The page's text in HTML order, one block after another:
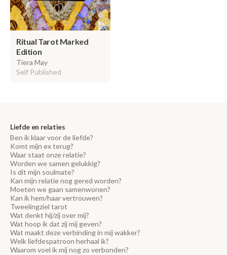
Ritual Tarot Marked
Edition
Tiera May
Self Published
Liefde en relaties
Ben ik klaar voor de liefde?
Komt mijn ex terug?
Waar staat onze relatie?
Worden we samen gelukkig?
Is dit mijn soulmate?
Kan mijn relatie nog gered worden?
Moeten we gaan samenwonen?
Kan ik hem/haar vertrouwen?
Tweelingziel tarot
Wat denkt hij/zij over mij?
Wat hoop ik dat zij mij geven?
Wat maakt deze verbinding in mij wakker?
Welk liefdespatroon herhaal ik?
Waarom voel ik mij nog zo verbonden?